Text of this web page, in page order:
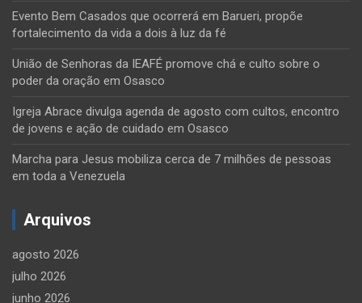
Evento Bem Casados que ocorrerá em Barueri, propõe
fortalecimento da vida a dois à luz da fé
União de Senhoras da IEAFÉ promove chá e culto sobre o
poder da oração em Osasco
Igreja Abrace divulga agenda de agosto com cultos, encontro
de jovens e ação de cuidado em Osasco
Marcha para Jesus mobiliza cerca de 7 milhões de pessoas
em toda a Venezuela
Arquivos
agosto 2026
julho 2026
junho 2026